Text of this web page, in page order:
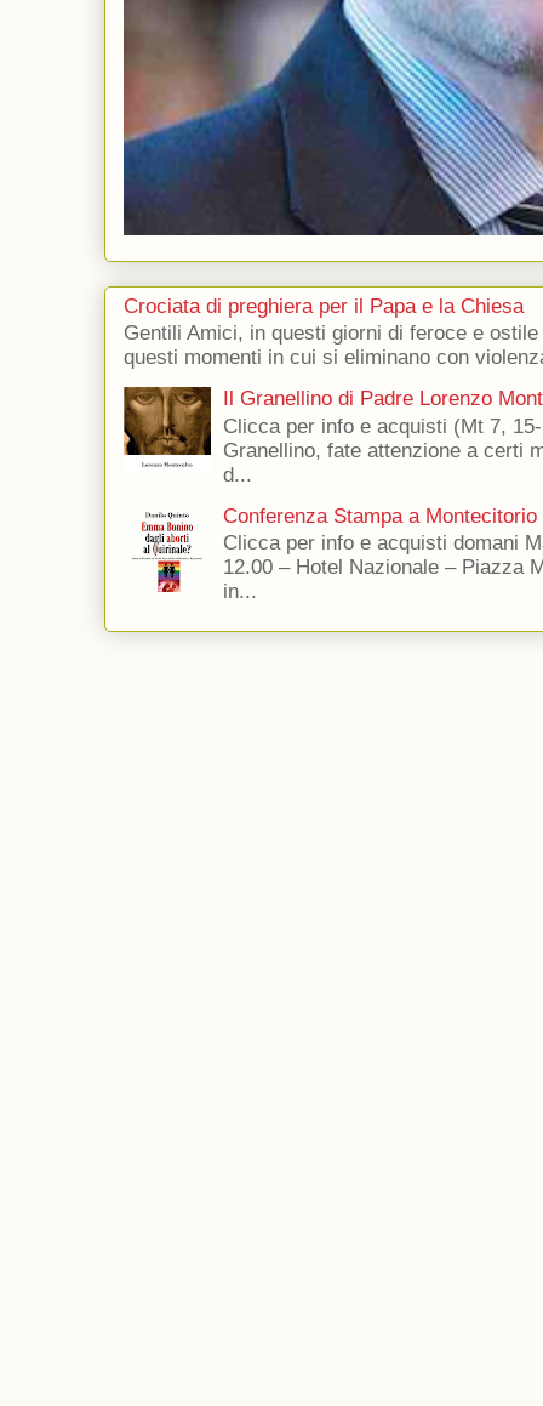
Crociata di preghiera per il Papa e la Chiesa
Gentili Amici, in questi giorni di feroce e
questi momenti in cui si eliminano con
Il Granellino di Padre Lorenzo
Clicca per info e acquisti (Mt 7,
Granellino, fate attenzione a certi
d...
Conferenza Stampa a Montecitorio
Clicca per info e acquisti domani
12.00 – Hotel Nazionale – Piazza
in...